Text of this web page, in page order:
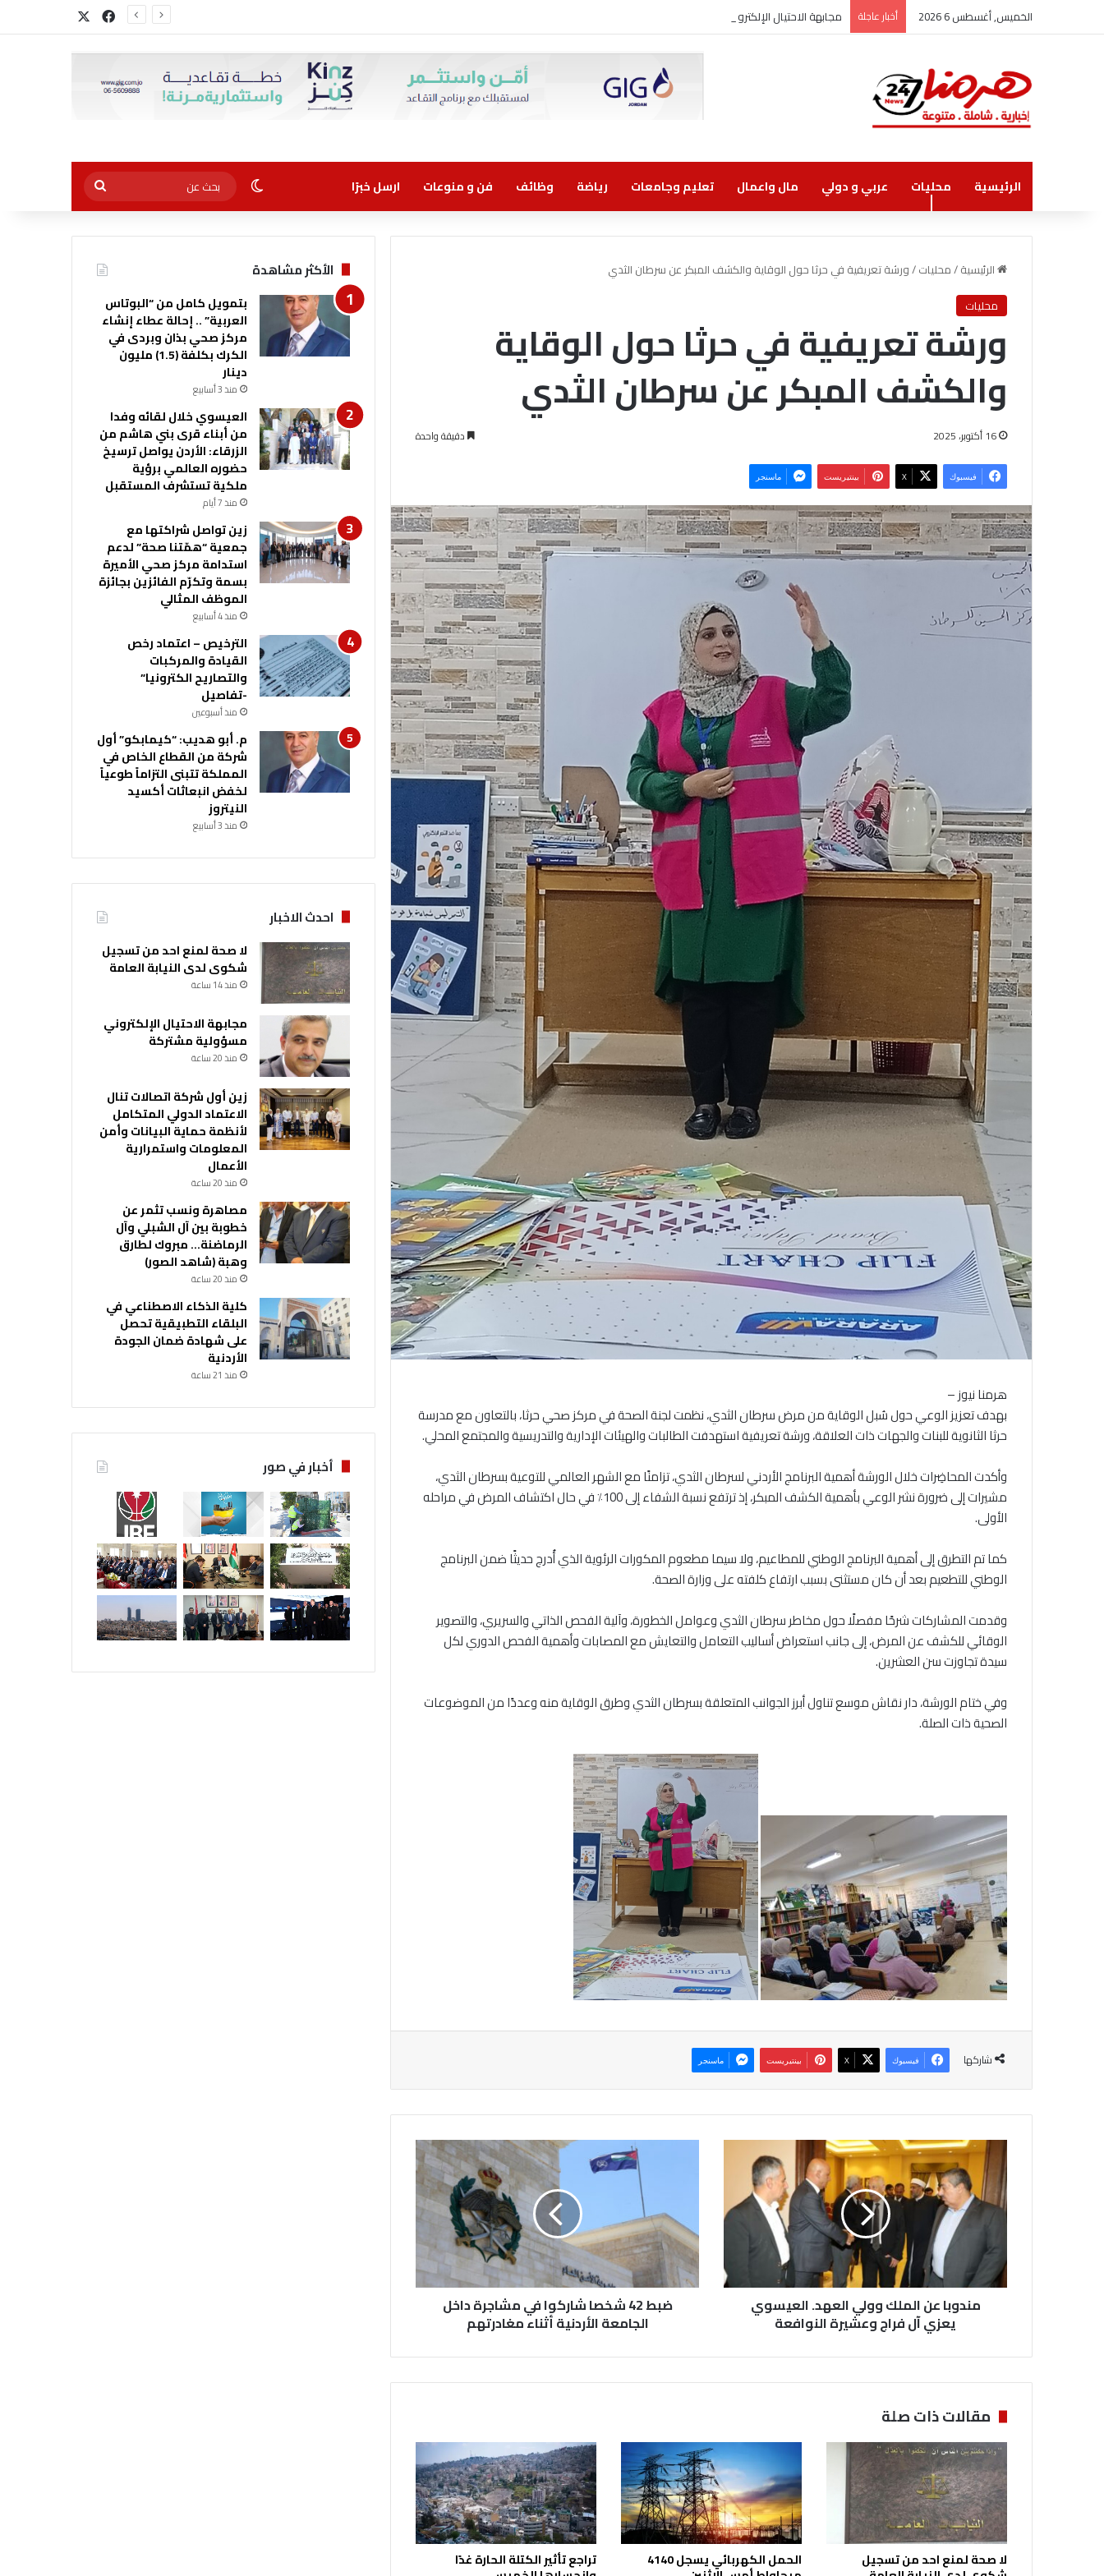
الخميس, أغسطس 6 2026 أخبار عاجلة مجابهة الاحتيال الإلكتروني مسؤولية مشتركة فيسبوك
الرئيسية محليات عربي و دولي مال واعمال تعليم وجامعات رياضة وظائف فن و منوعات ارسل خبرًا الوضع المظلم
بحث
عن
الرئيسية/محليات/ورشة تعريفية في حرثا حول الوقاية والكشف المبكر عن سرطان الثدي
محليات
ورشة تعريفية في حرثا حول الوقاية
والكشف المبكر عن سرطان الثدي
16 أكتوبر، 2025 دقيقة واحدة
فيسبوك ‫X بينتيريست ماسنجر
هرمنا نيوز –
بهدف تعزيز الوعي حول سُبل الوقاية من مرض سرطان الثدي، نظمت لجنة الصحة في مركز صحي حرثا، بالتعاون مع مدرسة
حرثا الثانوية للبنات والجهات ذات العلاقة، ورشة تعريفية استهدفت الطالبات والهيئات الإدارية والتدريسية والمجتمع المحلي.
وأكدت المحاضِرات خلال الورشة أهمية البرنامج الأردني لسرطان الثدي، تزامنًا مع الشهر العالمي للتوعية بسرطان الثدي،
مشيرات إلى ضرورة نشر الوعي بأهمية الكشف المبكر، إذ ترتفع نسبة الشفاء إلى 100٪ في حال اكتشاف المرض في مراحله
الأولى.
كما تم التطرق إلى أهمية البرنامج الوطني للمطاعيم، ولا سيما مطعوم المكورات الرئوية الذي أُدرج حديثًا ضمن البرنامج
الوطني للتطعيم بعد أن كان مستثنى بسبب ارتفاع كلفته على وزارة الصحة.
وقدمت المشاركات شرحًا مفصلًا حول مخاطر سرطان الثدي وعوامل الخطورة، وآلية الفحص الذاتي والسريري، والتصوير
الوقائي للكشف عن المرض، إلى جانب استعراض أساليب التعامل والتعايش مع المصابات وأهمية الفحص الدوري لكل
سيدة تجاوزت سن العشرين.
وفي ختام الورشة، دار نقاش موسع تناول أبرز الجوانب المتعلقة بسرطان الثدي وطرق الوقاية منه وعددًا من الموضوعات
الصحية ذات الصلة.
شاركها فيسبوك ‫X بينتيريست ماسنجر
م
ن
د
و
ب
ن
ا
ك
و
ل
ي
ا
ع
ه
د
.
ا
ل
مندوبا عن الملك وولي العهد. العيسوي
يعزي آل فراج وعشيرة النوافعة
ش
خ
ص
ا
ك
ا
م
ش
ا
ج
ر
ة
د
ا
ضبط 42 شخصا شاركوا في مشاجرة داخل
الجامعة الأردنية أثناء مغادرتهم
مقالات ذات صلة
لا صحة لمنع احد من تسجيل الحمل الكهربائي يسجل 4140 تراجع تأثير الكتلة الحارة غدًا
الأكثر مشاهدة
بتمويل كامل من “البوتاس
العربية” .. إحالة عطاء إنشاء
مركز صحي بذان وبردى في
الكرك بكلفة (1.5) مليون
دينار
منذ 3 أسابيع
العيسوي خلال لقائه وفدا
من أبناء قرى بني هاشم من
الزرقاء: الأردن يواصل ترسيخ
حضوره العالمي برؤية
ملكية تستشرف المستقبل
منذ 7 أيام
زين تواصل شراكتها مع
جمعية “همّتنا صحة” لدعم
استدامة مركز صحي الأميرة
بسمة وتكرّم الفائزين بجائزة
الموظف المثالي
منذ 4 أسابيع
الترخيص – اعتماد رخص
القيادة والمركبات
والتصاريح الكترونيا”
-تفاصيل
منذ أسبوعين
م. أبو هديب: “كيمابكو” أول
شركة من القطاع الخاص في
المملكة تتبنى التزاماً طوعياً
لخفض انبعاثات أكسيد
النيتروز
منذ 3 أسابيع
احدث الاخبار
لا صحة لمنع احد من تسجيل
شكوى لدى النيابة العامة
منذ 14 ساعة
مجابهة الاحتيال الإلكتروني
مسؤولية مشتركة
منذ 20 ساعة
زين أول شركة اتصالات تنال
الاعتماد الدولي المتكامل
لأنظمة حماية البيانات وأمن
المعلومات واستمرارية
الأعمال
منذ 20 ساعة
مصاهرة ونسب تثمر عن
خطوبة بين آل الشبلي وآل
الرماضنة… مبروك لطارق
وهبة (شاهد الصور)
منذ 20 ساعة
كلية الذكاء الاصطناعي في
البلقاء التطبيقية تحصل
على شهادة ضمان الجودة
الأردنية
منذ 21 ساعة
أخبار في صور